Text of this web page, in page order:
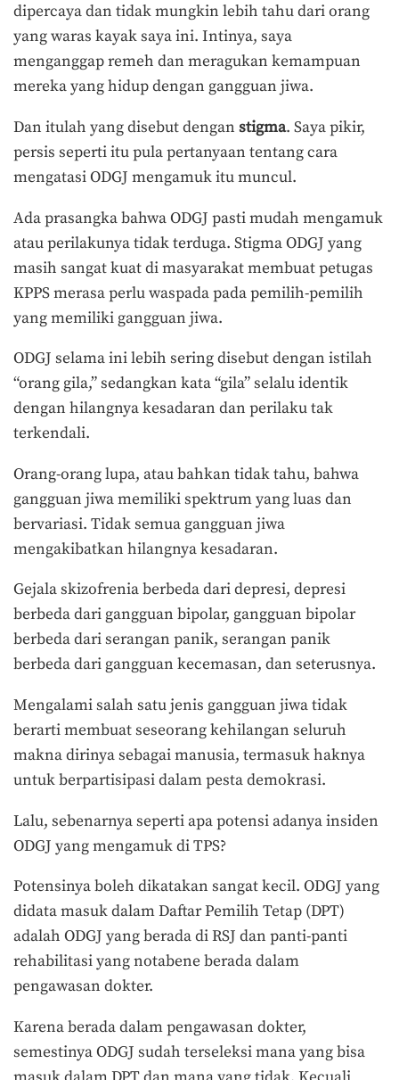
dipercaya dan tidak mungkin lebih tahu dari orang
yang waras kayak saya ini. Intinya, saya
menganggap remeh dan meragukan kemampuan
mereka yang hidup dengan gangguan jiwa.
Dan itulah yang disebut dengan stigma. Saya pikir,
persis seperti itu pula pertanyaan tentang cara
mengatasi ODGJ mengamuk itu muncul.
Ada prasangka bahwa ODGJ pasti mudah mengamuk
atau perilakunya tidak terduga. Stigma ODGJ yang
masih sangat kuat di masyarakat membuat petugas
KPPS merasa perlu waspada pada pemilih-pemilih
yang memiliki gangguan jiwa.
ODGJ selama ini lebih sering disebut dengan istilah
“orang gila,” sedangkan kata “gila” selalu identik
dengan hilangnya kesadaran dan perilaku tak
terkendali.
Orang-orang lupa, atau bahkan tidak tahu, bahwa
gangguan jiwa memiliki spektrum yang luas dan
bervariasi. Tidak semua gangguan jiwa
mengakibatkan hilangnya kesadaran.
Gejala skizofrenia berbeda dari depresi, depresi
berbeda dari gangguan bipolar, gangguan bipolar
berbeda dari serangan panik, serangan panik
berbeda dari gangguan kecemasan, dan seterusnya.
Mengalami salah satu jenis gangguan jiwa tidak
berarti membuat seseorang kehilangan seluruh
makna dirinya sebagai manusia, termasuk haknya
untuk berpartisipasi dalam pesta demokrasi.
Lalu, sebenarnya seperti apa potensi adanya insiden
ODGJ yang mengamuk di TPS?
Potensinya boleh dikatakan sangat kecil. ODGJ yang
didata masuk dalam Daftar Pemilih Tetap (DPT)
adalah ODGJ yang berada di RSJ dan panti-panti
rehabilitasi yang notabene berada dalam
pengawasan dokter.
Karena berada dalam pengawasan dokter,
semestinya ODGJ sudah terseleksi mana yang bisa